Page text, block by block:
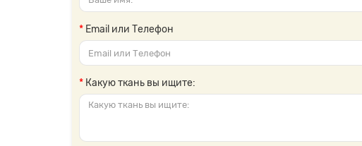
Email или Телефон
Какую ткань вы ищите: